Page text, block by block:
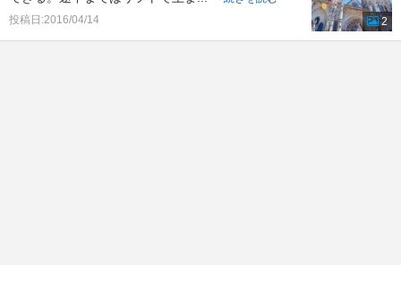
投稿日:2016/04/14
2